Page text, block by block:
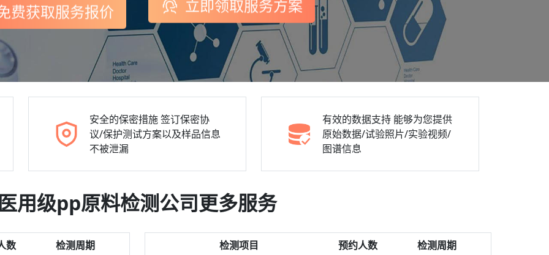
费获取服务报价 立即领取服务方案
安全的保密措施签订保密协
议/保护测试方案以及样品信息
不被泄漏
有效的数据支持 能够为您提供
原始数据/试验照片/实验视频/
图谱信息
用级pp原料检测公司更多服务
数 检测周期 检测项目 预约人数 检测周期